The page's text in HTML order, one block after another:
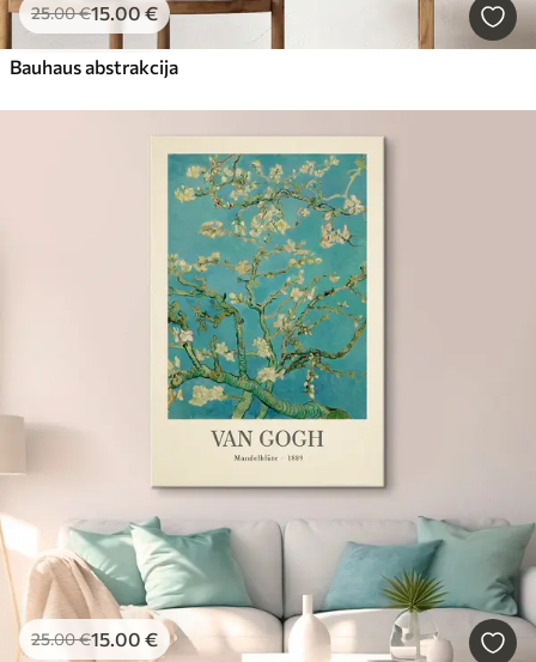
25.00€15.00€
Bauhaus abstrakcija
25.00€15.00 €